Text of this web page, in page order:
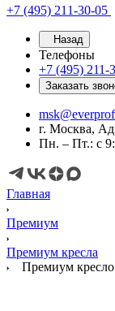
+7 (495) 211-30-05
Назад
Телефоны
+7 (495) 211-
Заказать
г. Москва,
Пн. – Пт.: с
Главная
Премиум
Премиум кресла
Премиум